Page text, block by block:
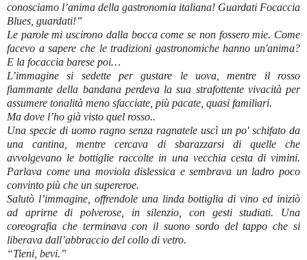
conosciamo l’anima della gastronomia italiana! Guardati Focaccia
Blues, guardati!”
Le parole mi uscirono dalla bocca come se non fossero mie. Come
facevo a sapere che le tradizioni gastronomiche hanno un'anima?
E la focaccia barese poi…
L’immagine si sedette per gustare le uova, mentre il rosso
fiammante della bandana perdeva la sua strafottente vivacità per
assumere tonalità meno sfacciate, più pacate, quasi familiari.
Ma dove l’ho già visto quel rosso..
Una specie di uomo ragno senza ragnatele uscì un po' schifato da
una cantina , mentre cercava di sbarazzarsi di quelle che
avvolgevano le bottiglie raccolte in una vecchia cesta di vimini.
Parlava come una moviola dislessica e sembrava un ladro poco
convinto più che un supereroe.
Salutò l’immagine, offrendole una linda bottiglia di vino ed iniziò
ad aprirne di polverose, in silenzio, con gesti studiati. Una
coreografia che terminava con il suono sordo del tappo che si
liberava dall’abbraccio del collo di vetro.
“Tieni, bevi.”